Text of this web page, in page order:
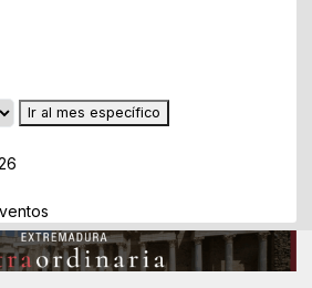
Ir al mes específico